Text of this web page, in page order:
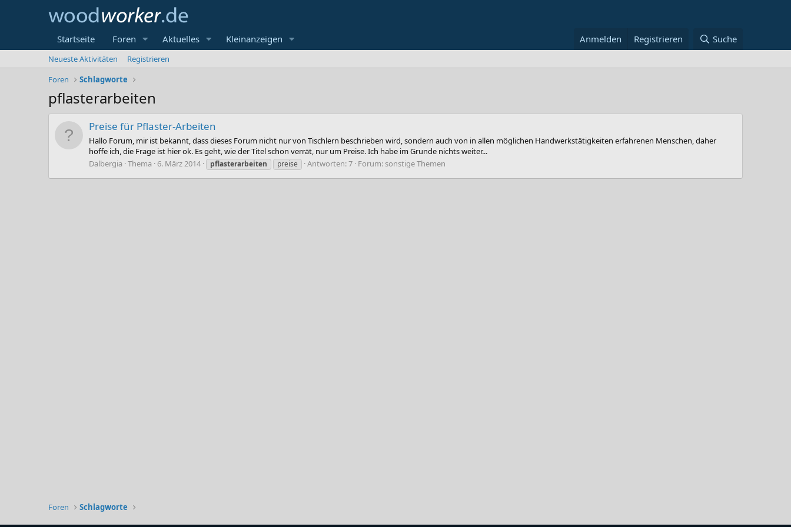
Startseite Foren Aktuelles Kleinanzeigen Anmelden Registrieren Suche
Neueste Aktivitäten
Registrieren
Foren
Schlagworte
pflasterarbeiten
Preise für Pflaster-Arbeiten
Hallo Forum, mir ist bekannt, dass dieses Forum nicht nur von Tischlern beschrieben wird, sondern auch von in allen möglichen Handwerkstätigkeiten erfahrenen Menschen, daher
hoffe ich, die Frage ist hier ok. Es geht, wie der Titel schon verrät, nur um Preise. Ich habe im Grunde nichts weiter...
Dalbergia Thema 6. März 2014 pflasterarbeiten preise Antworten: 7 Forum:sonstige Themen
Foren Schlagworte